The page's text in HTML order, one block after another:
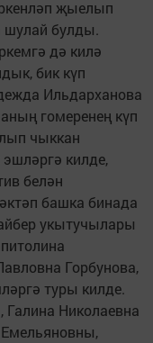
җыелып
булды.
дә килә
бик күп
Ильдарханова
гомеренең күп
чыккан
килде,
белән
башка бинада
укытучылары
Горбунова,
туры килде.
Николаевна